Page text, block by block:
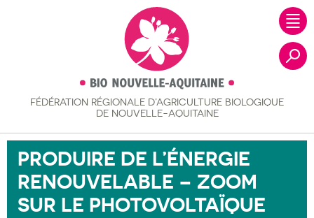
FÉDÉRATION RÉGIONALE D’AGRICULTURE BIOLOGIQUE
DE NOUVELLE-AQUITAINE
PRODUIRE DE L’ÉNERGIE
RENOUVELABLE – ZOOM
SUR LE PHOTOVOLTAÏQUE